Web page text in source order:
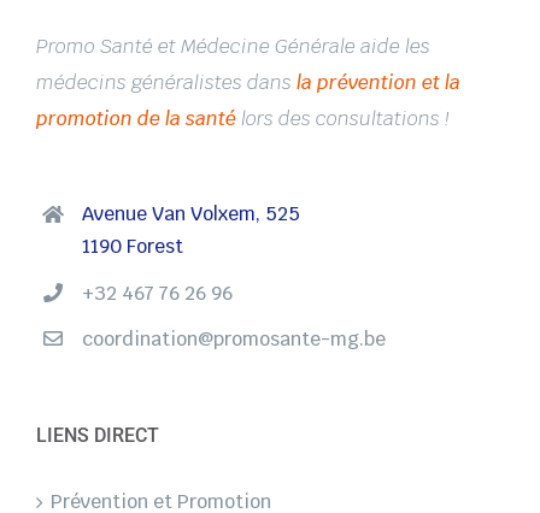
Promo Santé et Médecine Générale aide les
médecins généralistes dans la prévention et la
promotion de la santé lors des consultations !
Avenue Van Volxem, 525
1190 Forest
+32 467 76 26 96
coordination@promosante-mg.be
LIENS DIRECT
Prévention et Promotion